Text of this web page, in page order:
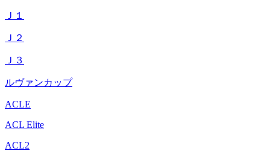
Ｊ１
Ｊ２
Ｊ３
ルヴァンカップ
ACLE
ACL Elite
ACL2